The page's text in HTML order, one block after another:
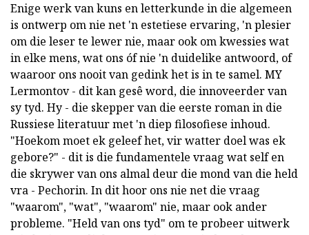
Enige werk van kuns en letterkunde in die algemeen
is ontwerp om nie net 'n estetiese ervaring, 'n plesier
om die leser te lewer nie, maar ook om kwessies wat
in elke mens, wat ons óf nie 'n duidelike antwoord, of
waaroor ons nooit van gedink het is in te samel. MY
Lermontov - dit kan gesê word, die innoveerder van
sy tyd. Hy - die skepper van die eerste roman in die
Russiese literatuur met 'n diep filosofiese inhoud.
"Hoekom moet ek geleef het, vir watter doel was ek
gebore?" - dit is die fundamentele vraag wat self en
die skrywer van ons almal deur die mond van die held
vra - Pechorin. In dit hoor ons nie net die vraag
"waarom", "wat", "waarom" nie, maar ook ander
probleme. "Held van ons tyd" om te probeer uitwerk